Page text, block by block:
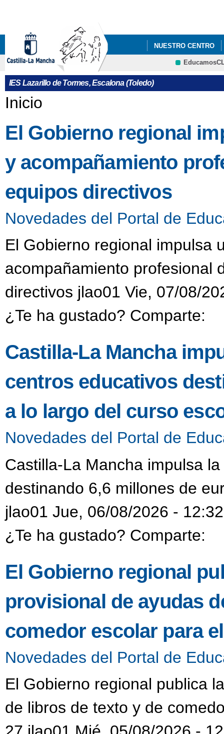
NUESTRO CENTRO
INFÓRMATE
IES Lazarillo de Tormes, Escalona (Toledo)
Se encuentra usted aquí
Inicio
El Gobierno regional
y acompañamiento
equipos directivos
Novedades del Portal de
El Gobierno regional impulsa
acompañamiento profesional
directivos jlao01 Vie, 07/08/
¿Te ha gustado? Comparte:
Castilla-La Mancha
centros educativos
a lo largo del curso
Novedades del Portal de
Castilla-La Mancha impulsa
destinando 6,6 millones de
jlao01 Jue, 06/08/2026 - 12:32
¿Te ha gustado? Comparte:
El Gobierno regional
provisional de ayudas
comedor escolar para
Novedades del Portal de
El Gobierno regional publica
de libros de texto y de